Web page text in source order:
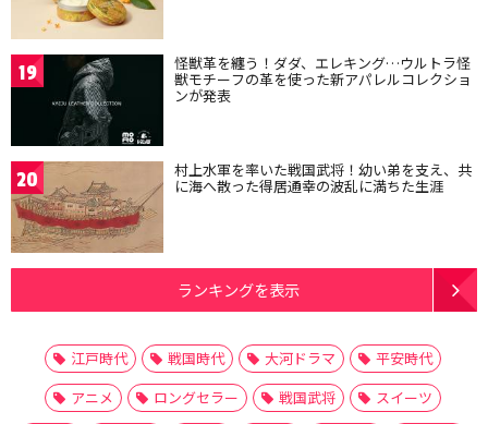
19 怪獣革を纏う！ダダ、エレキング…ウルトラ怪
獣モチーフの革を使った新アパレルコレクショ
ンが発表
20 村上水軍を率いた戦国武将！幼い弟を支え、共
に海へ散った得居通幸の波乱に満ちた生涯
ランキングを表示
江戸時代 戦国時代 大河ドラマ
平安時代
アニメ
ロングセラー 戦国武将
スイーツ